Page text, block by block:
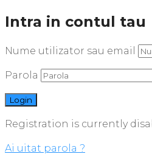
Intra in contul tau
Nume utilizator sau email
Parola
Registration is currently
Ai uitat parola ?